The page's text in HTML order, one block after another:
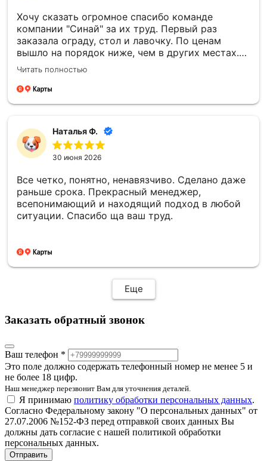
Хочу сказать огромное спасибо команде
компании "Синай" за их труд. Первый раз
заказала ограду, стол и лавочку. По ценам
вышло на порядок ниже, чем в других местах.
Все установили в срок, прислали фотоотчёт.
Второй раз заказали памятник. Информировали
о каждом этапе изготовления, согласовывали
раньше срока, на всех этапах установки также
присылали фотоотчёт. Все сделали очень
хорошо, на совесть! Отдельную благодарность
хочу выразить менеджеру Елене, невероятная
Большое спасибо!
Читать полностью
Наталья Ф.
30 июня 2026
Все четко, понятно, ненавязчиво. Сделано даже
раньше срока. Прекрасный менеджер,
всепонимающий и находящий подход в любой
ситуации. Спасибо ща ваш труд.
Еще
Заказать обратный звонок
Ваш телефон *
Это поле должно содержать телефонный номер не менее 5 и
не более 18 цифр.
Наш менеджер перезвонит Вам для уточнения деталей.
Я принимаю политику обработки персональных данных.
Согласно Федеральному закону "О персональных данных" от
27.07.2006 №152-ФЗ перед отправкой своих данных Вы
должны дать согласие с нашей политикой обработки
персональных данных.
Отправить